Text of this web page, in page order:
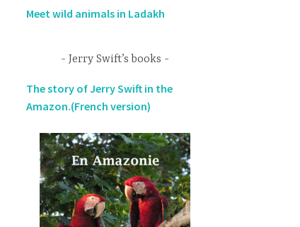
Meet wild animals in Ladakh
Jerry Swift’s books
The story of Jerry Swift in the
Amazon.(French version)